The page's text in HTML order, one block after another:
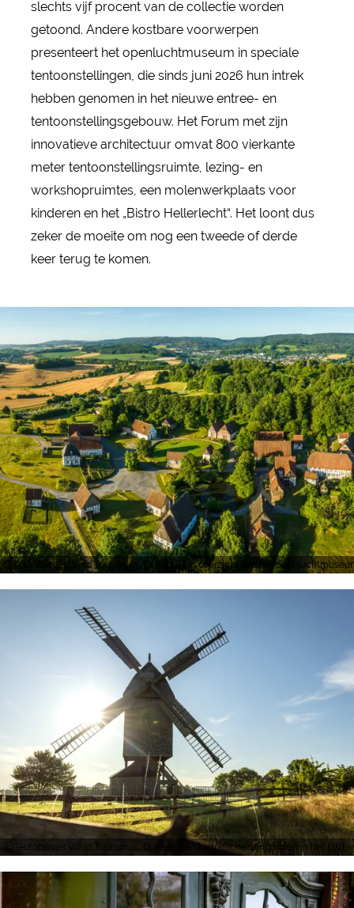
slechts vijf procent van de collectie worden
getoond. Andere kostbare voorwerpen
presenteert het openluchtmuseum in speciale
tentoonstellingen, die sinds juni 2026 hun intrek
hebben genomen in het nieuwe entree- en
tentoonstellingsgebouw. Het Forum met zijn
innovatieve architectuur omvat 800 vierkante
meter tentoonstellingsruimte, lezing- en
workshopruimtes, een molenwerkplaats voor
kinderen en het „Bistro Hellerlecht“. Het loont dus
zeker de moeite om nog een tweede of derde
keer terug te komen.
Teutoburger Wald Tourismus, D. Ketz, Een overzicht van het
Teutoburger Wald Tourismus, D. Ketz, Een historische windmolen in het